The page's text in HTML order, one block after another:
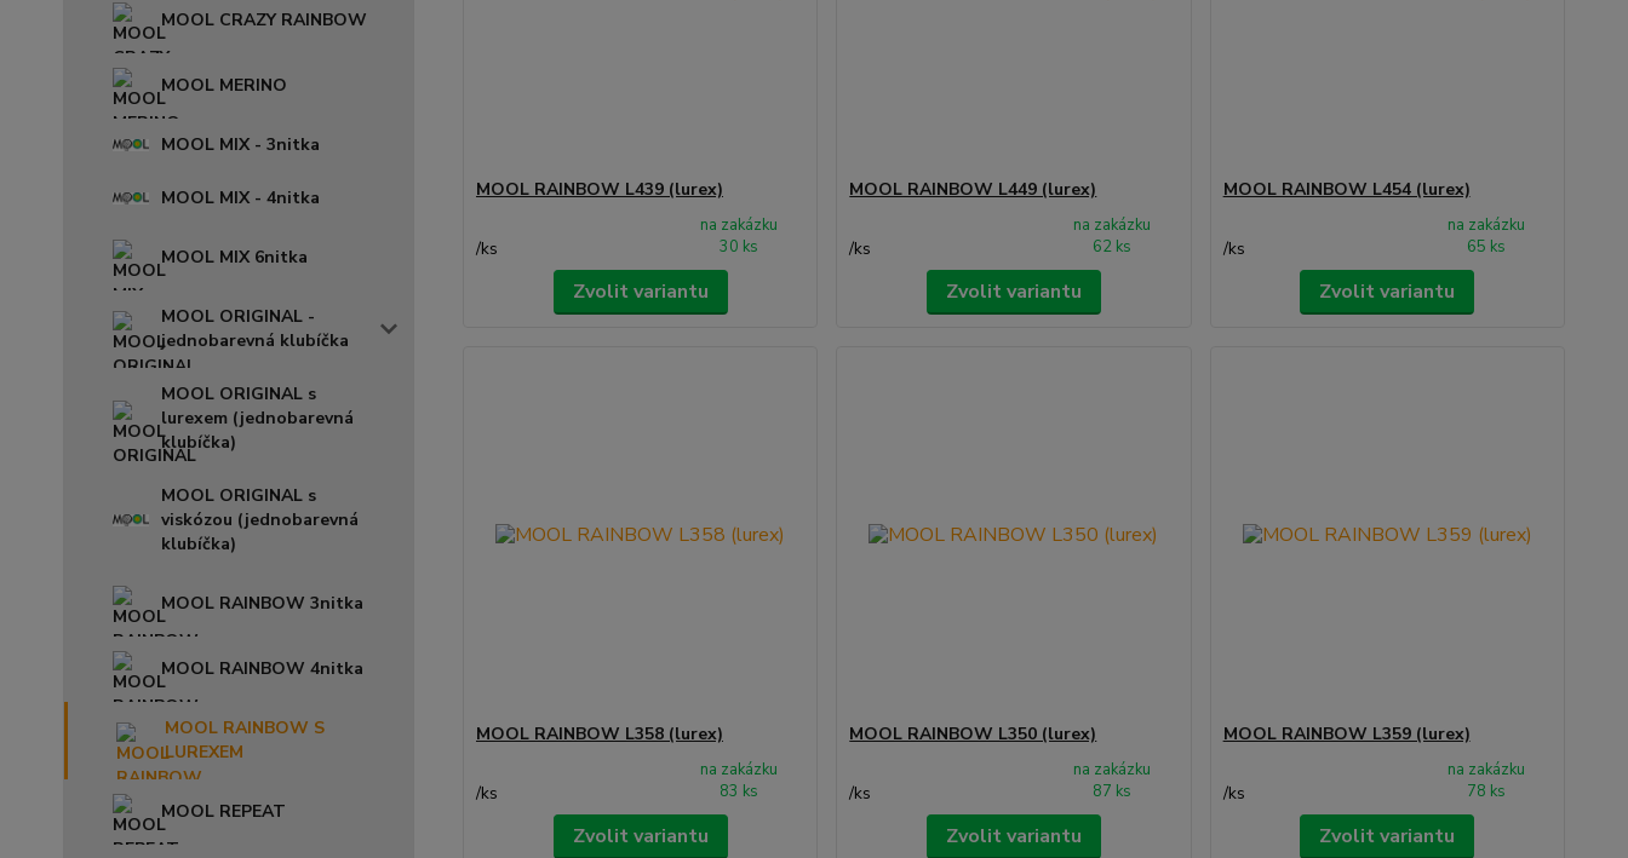
MOOL CRAZY RAINBOW
MOOL MERINO
MOOL MIX - 3nitka
MOOL MIX - 4nitka
MOOL MIX 6nitka
MOOL ORIGINAL -
jednobarevná klubíčka
MOOL ORIGINAL s
lurexem (jednobarevná
klubíčka)
MOOL ORIGINAL s
viskózou (jednobarevná
klubíčka)
MOOL RAINBOW 3nitka
MOOL RAINBOW 4nitka
MOOL RAINBOW S
LUREXEM
MOOL REPEAT
MOOL RAINBOW L439 (lurex)
/ks
na zakázku
30 ks
Zvolit variantu
MOOL RAINBOW L449 (lurex)
/ks
na zakázku
62 ks
Zvolit variantu
MOOL RAINBOW L454 (lurex)
/ks
na zakázku
65 ks
Zvolit variantu
MOOL RAINBOW L358 (lurex)
/ks
na zakázku
83 ks
Zvolit variantu
MOOL RAINBOW L350 (lurex)
/ks
na zakázku
87 ks
Zvolit variantu
MOOL RAINBOW L359 (lurex)
/ks
na zakázku
78 ks
Zvolit variantu